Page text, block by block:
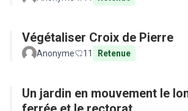
Végétaliser Croix de Pierre
Anonyme 11 Retenue
Un jardin en mouvement le